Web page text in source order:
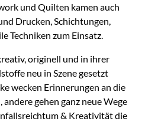
und Quilten kamen auch
Drucken, Schichtungen,
Techniken zum Einsatz.
originell und in ihrer
neu in Szene gesetzt
wecken Erinnerungen an die
andere gehen ganz neue Wege
& Kreativität die